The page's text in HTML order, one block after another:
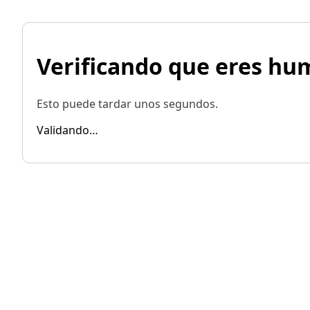
Verificando que eres
Esto puede tardar unos segundos.
Validando…